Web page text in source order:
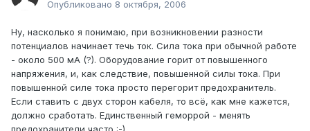
Опубликовано 8 октября, 2006
Ну, насколько я понимаю, при возникновении разности
потенциалов начинает течь ток. Сила тока при обычной работе
- около 500 мА (?). Оборудование горит от повышенного
напряжения, и, как следствие, повышенной силы тока. При
повышенной силе тока просто перегорит предохранитель.
Если ставить с двух сторон кабеля, то всё, как мне кажется,
должно сработать. Единственный геморрой - менять